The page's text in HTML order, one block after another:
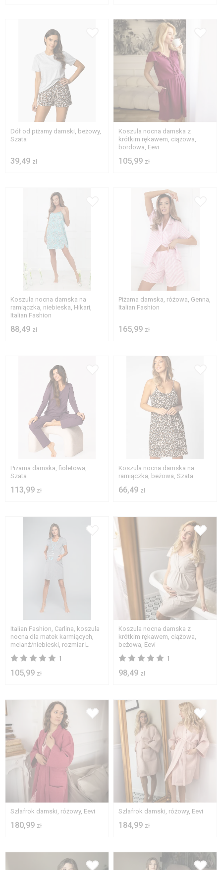
M L
2XL
Dół od piżamy damski, beżowy,
Szata
39,49 zł
2XL
Koszula nocna damska z
krótkim rękawem, ciążowa,
bordowa, Eevi
105,99 zł
S XL
Koszula nocna damska na
ramiączka, niebieska, Hikari,
Italian Fashion
88,49 zł
M
Piżama damska, różowa, Genna,
Italian Fashion
165,99 zł
M
2XL
Piżama damska, fioletowa,
Szata
113,99 zł
M L
2XL
Koszula nocna damska na
ramiączka, beżowa, Szata
66,49 zł
Italian Fashion, Carlina, koszula
nocna dla matek karmiących,
melanż/niebieski, rozmiar L
1
105,99 zł
M L
XL
2XL
Koszula nocna damska z
krótkim rękawem, ciążowa,
beżowa, Eevi
1
98,49 zł
Szlafrok damski, różowy, Eevi
180,99 zł
S M
Szlafrok damski, różowy, Eevi
184,99 zł